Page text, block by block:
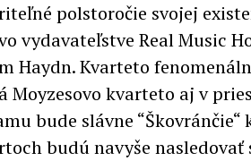
polstoročie svojej
vydavateľstve Real Music
Haydn. Kvarteto
Moyzesovo kvarteto aj v
bude slávne
budú navyše